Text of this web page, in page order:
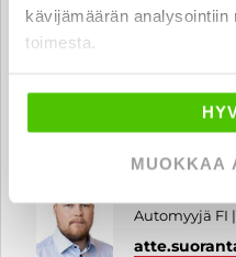
kävijämäärän analysointiin
toimesta.
MUOKKAA
040 711
Automyyjä FI